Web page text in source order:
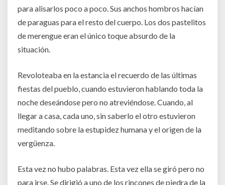
para alisarlos poco a poco. Sus anchos hombros hacían
de paraguas para el resto del cuerpo. Los dos pastelitos
de merengue eran el único toque absurdo de la
situación.
Revoloteaba en la estancia el recuerdo de las últimas
fiestas del pueblo, cuando estuvieron hablando toda la
noche deseándose pero no atreviéndose. Cuando, al
llegar a casa, cada uno, sin saberlo el otro estuvieron
meditando sobre la estupidez humana y el origen de la
vergüenza.
Esta vez no hubo palabras. Esta vez ella se giró pero no
para irse. Se dirigió a uno de los rincones de piedra de la